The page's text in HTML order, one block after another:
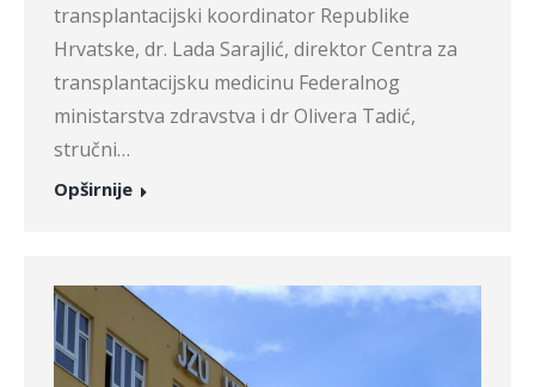
transplantacijski koordinator Republike
Hrvatske, dr. Lada Sarajlić, direktor Centra za
transplantacijsku medicinu Federalnog
ministarstva zdravstva i dr Olivera Tadić,
stručni…
Opširnije